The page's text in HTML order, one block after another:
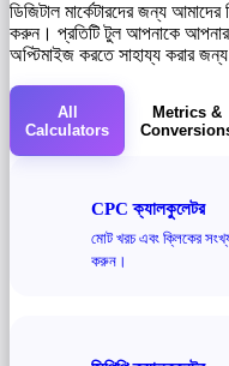
ডিজিটাল মার্কেটারদের জন্য
করুন। প্রতিটি টুল আপনাকে আপনার
অপ্টিমাইজ করতে সাহায্য করার
All
Calculators
Metrics &
CPC ক্যালকুলেটর
মোট খরচ এবং ক্লিকের
করুন।